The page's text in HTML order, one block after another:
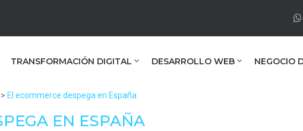
TRANSFORMACIÓN DIGITAL DESARROLLO WEB NEGOCIO
> El ecommerce despega en España
EN ESPAÑA